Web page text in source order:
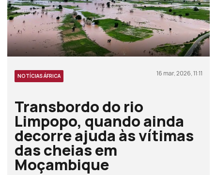
NOTÍCIAS ÁFRICA 16 mar, 2026, 11:11
Transbordo do rio
Limpopo, quando ainda
decorre ajuda às vítimas
das cheias em
Moçambique